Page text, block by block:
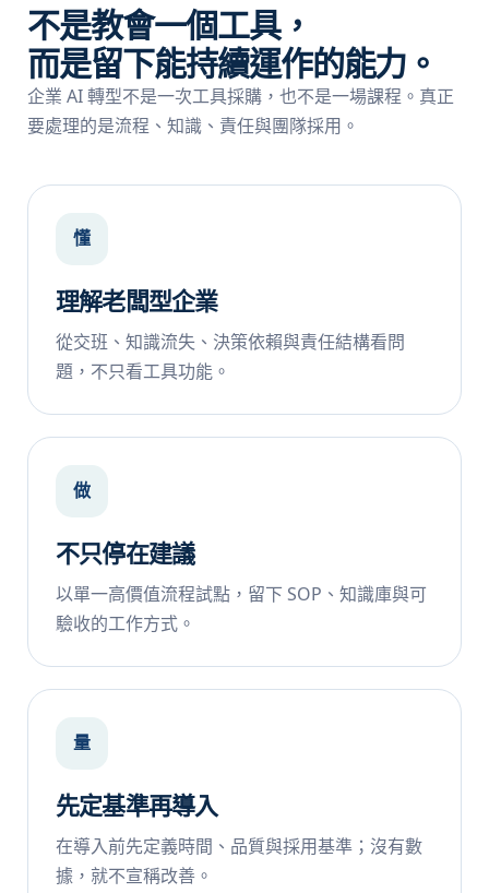
不是教會一個工具，
而是留下能持續運作的能力。
企業 AI 轉型不是一次工具採購，也不是一場課程。真正
要處理的是流程、知識、責任與團隊採用。
懂
理解老闆型企業
從交班、知識流失、決策依賴與責任結構看問
題，不只看工具功能。
做
不只停在建議
以單一高價值流程試點，留下 SOP、知識庫與可
驗收的工作方式。
量
先定基準再導入
在導入前先定義時間、品質與採用基準；沒有數
據，就不宣稱改善。